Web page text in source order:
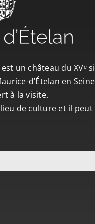
est un château du
d’Ételan en
à la visite.
lieu de culture et il